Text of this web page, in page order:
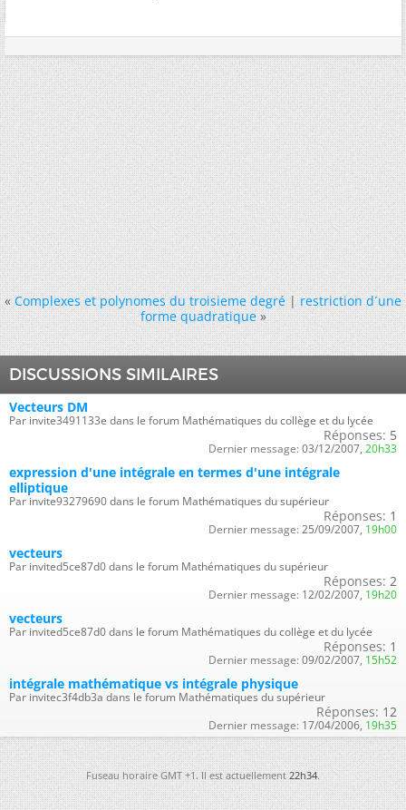
« Complexes et polynomes du troisieme degré|restriction d´une
forme quadratique »
DISCUSSIONS SIMILAIRES
Vecteurs DM
Par invite3491133e dans le forum Mathématiques du collège et du lycée
Réponses: 5
Dernier message: 03/12/2007, 20h33
expression d'une intégrale en termes d'une intégrale
elliptique
Par invite93279690 dans le forum Mathématiques du supérieur
Réponses: 1
Dernier message: 25/09/2007, 19h00
vecteurs
Par invited5ce87d0 dans le forum Mathématiques du supérieur
Réponses: 2
Dernier message: 12/02/2007, 19h20
vecteurs
Par invited5ce87d0 dans le forum Mathématiques du collège et du lycée
Réponses: 1
Dernier message: 09/02/2007, 15h52
intégrale mathématique vs intégrale physique
Par invitec3f4db3a dans le forum Mathématiques du supérieur
Réponses: 12
Dernier message: 17/04/2006, 19h35
Fuseau horaire GMT +1. Il est actuellement22h34.